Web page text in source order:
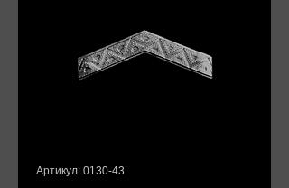
Артикул: 0130-43